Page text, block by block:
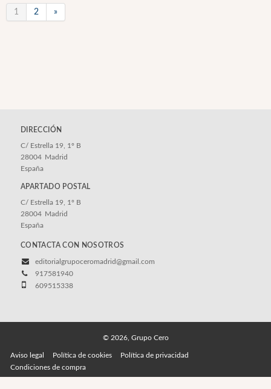
1 2 »
DIRECCIÓN
C/ Estrella 19, 1º B
28004 Madrid
España
APARTADO POSTAL
C/ Estrella 19, 1º B
28004 Madrid
España
CONTACTA CON NOSOTROS
editorialgrupoceromadrid@gmail.com
917581940
609515338
© 2026, Grupo Cero
Aviso legal Política de cookies
Política de privacidad
Condiciones de compra